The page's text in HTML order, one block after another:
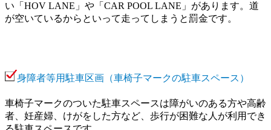
い「HOV LANE」や「CAR POOL LANE」があります。道
が空いているからといって走ってしまうと罰金です。
身障者等用駐車区画（車椅子マークの駐車スペース）
車椅子マークのついた駐車スペースは障がいのある方や高齢
者、妊産婦、けがをした方など、歩行が困難な人が利用でき